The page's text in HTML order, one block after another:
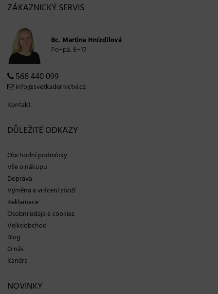
ZÁKAZNICKÝ SERVIS
Bc. Martina Hnízdilová
Po−pá: 8−17
566 440 099
info@svetkadernictvi.cz
Kontakt
DŮLEŽITÉ ODKAZY
Obchodní podmínky
Vše o nákupu
Doprava
Výměna a vrácení zboží
Reklamace
Osobní údaje a cookies
Velkoobchod
Blog
O nás
Kariéra
NOVINKY